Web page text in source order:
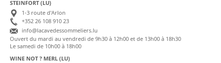
STEINFORT (LU)
1-3 route d'Arlon
+352 26 108 910 23
info@lacavedessommeliers.lu
Ouvert du mardi au vendredi de 9h30 à 12h00 et de 13h00 à 18h30
Le samedi de 10h00 à 18h00
WINE NOT ? MERL (LU)